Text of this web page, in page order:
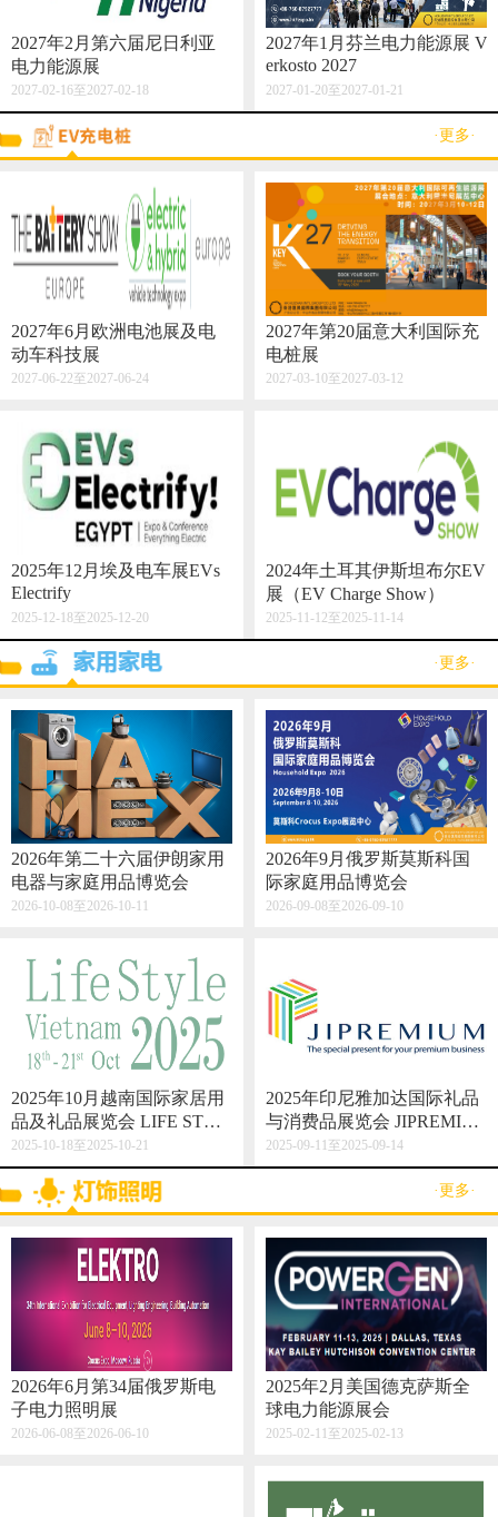
2027年2月第六届尼日利亚
电力能源展
2027-02-16至2027-02-18
2027年1月芬兰电力能源展 V
erkosto 2027
2027-01-20至2027-01-21
·更多·
2027年6月欧洲电池展及电
动车科技展
2027-06-22至2027-06-24
2027年第20届意大利国际充
电桩展
2027-03-10至2027-03-12
2025年12月埃及电车展EVs
Electrify
2025-12-18至2025-12-20
2024年土耳其伊斯坦布尔EV
展（EV Charge Show）
2025-11-12至2025-11-14
·更多·
2026年第二十六届伊朗家用
电器与家庭用品博览会
2026-10-08至2026-10-11
2026年9月俄罗斯莫斯科国
际家庭用品博览会
2026-09-08至2026-09-10
2025年10月越南国际家居用
品及礼品展览会 LIFE STYL
E VIETNAM 2025
2025-10-18至2025-10-21
2025年印尼雅加达国际礼品
与消费品展览会 JIPREMIU
M
2025-09-11至2025-09-14
·更多·
2026年6月第34届俄罗斯电
子电力照明展
2026-06-08至2026-06-10
2025年2月美国德克萨斯全
球电力能源展会
2025-02-11至2025-02-13